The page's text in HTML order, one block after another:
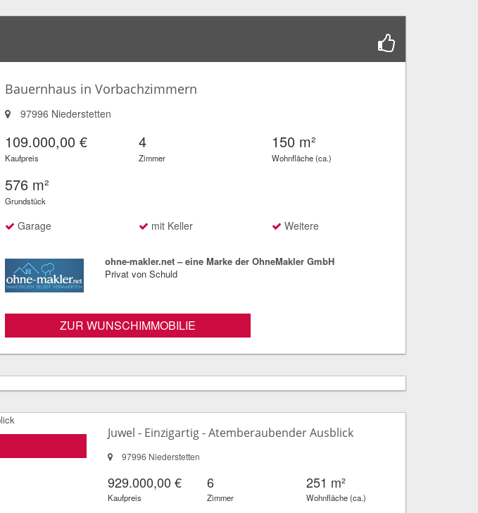
Bauernhaus in Vorbachzimmern
97996 Niederstetten
109.000,00 €
Kaufpreis
4
Zimmer
150 m²
Wohnfläche (ca.)
576 m²
Grundstück
Garage mit Keller Weitere
ohne-makler.net – eine Marke der OhneMakler GmbH
Privat von Schuld
ZUR WUNSCHIMMOBILIE
Juwel - Einzigartig - Atemberaubender Ausblick
97996 Niederstetten
929.000,00 €
Kaufpreis
6
Zimmer
251 m²
Wohnfläche (ca.)